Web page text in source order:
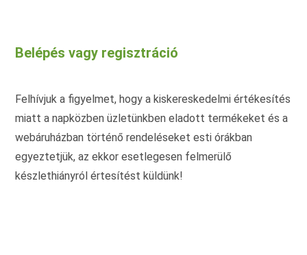
a
termékoldalon
Belépés vagy regisztráció
Felhívjuk a figyelmet, hogy a kiskereskedelmi értékesítés
miatt a napközben üzletünkben eladott termékeket és a
webáruházban történő rendeléseket esti órákban
egyeztetjük, az ekkor esetlegesen felmerülő
készlethiányról értesítést küldünk!